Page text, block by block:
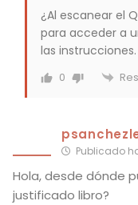
¿Al escanear el
para acceder a
las
0
Publicado
Hola, desde dónde
justificado libro?